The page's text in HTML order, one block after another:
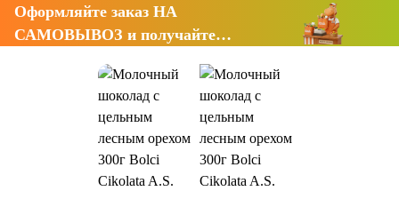
Оформляйте заказ НА
САМОВЫВОЗ и получайте